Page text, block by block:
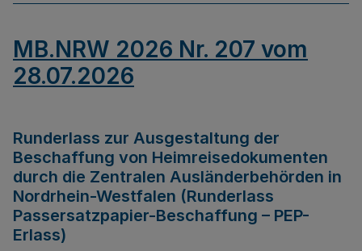
MB.NRW 2026 Nr. 207 vom
28.07.2026
Runderlass zur Ausgestaltung der
Beschaffung von Heimreisedokumenten
durch die Zentralen Ausländerbehörden in
Nordrhein-Westfalen (Runderlass
Passersatzpapier-Beschaffung – PEP-
Erlass)